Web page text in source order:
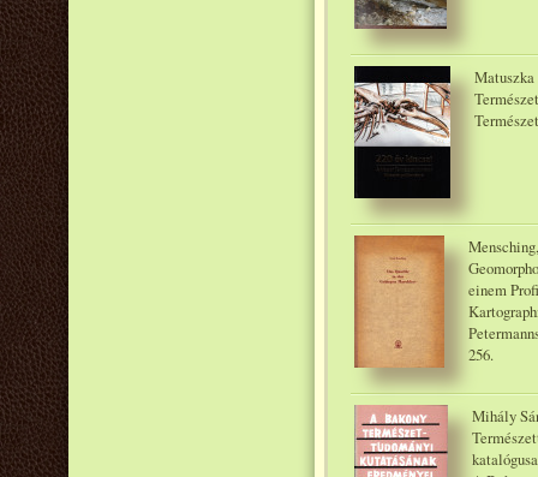
einem
256.
Mihály